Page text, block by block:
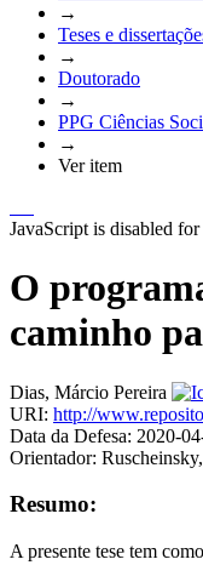
→
Teses e
→
Doutorado
→
PPG Ciências
→
Ver item
JavaScript is disabled
O
caminho
Dias, Márcio Pereira
URI: http://
Data da Defesa: 2020-
Orientador:
Resumo:
A presente tese tem